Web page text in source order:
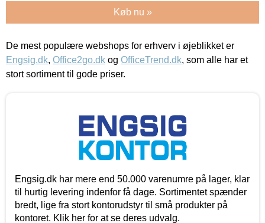
Køb nu »
De mest populære webshops for erhverv i øjeblikket er
Engsig.dk, Office2go.dk og OfficeTrend.dk, som alle har et
stort sortiment til gode priser.
Engsig.dk har mere end 50.000 varenumre på lager, klar
til hurtig levering indenfor få dage. Sortimentet spænder
bredt, lige fra stort kontorudstyr til små produkter på
kontoret. Klik her for at se deres udvalg.